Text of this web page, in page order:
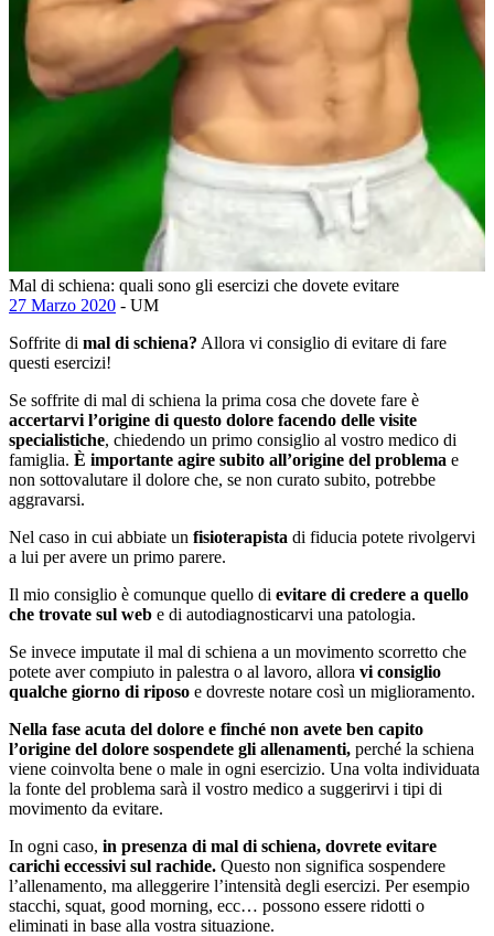
Mal di schiena: quali sono gli esercizi che dovete evitare
27 Marzo 2020 - UM
Soffrite di mal di schiena? Allora vi consiglio di evitare di fare
questi esercizi!
Se soffrite di mal di schiena la prima cosa che dovete fare è
accertarvi l’origine di questo dolore facendo delle visite
specialistiche, chiedendo un primo consiglio al vostro medico di
famiglia. È importante agire subito all’origine del problema e
non sottovalutare il dolore che, se non curato subito, potrebbe
aggravarsi.
Nel caso in cui abbiate un fisioterapista di fiducia potete rivolgervi
a lui per avere un primo parere.
Il mio consiglio è comunque quello di evitare di credere a quello
che trovate sul web e di autodiagnosticarvi una patologia.
Se invece imputate il mal di schiena a un movimento scorretto che
potete aver compiuto in palestra o al lavoro, allora vi consiglio
qualche giorno di riposo e dovreste notare così un miglioramento.
Nella fase acuta del dolore e finché non avete ben capito
l’origine del dolore sospendete gli allenamenti, perché la schiena
viene coinvolta bene o male in ogni esercizio. Una volta individuata
la fonte del problema sarà il vostro medico a suggerirvi i tipi di
movimento da evitare.
In ogni caso, in presenza di mal di schiena, dovrete evitare
carichi eccessivi sul rachide. Questo non significa sospendere
l’allenamento, ma alleggerire l’intensità degli esercizi. Per esempio
stacchi, squat, good morning, ecc… possono essere ridotti o
eliminati in base alla vostra situazione.